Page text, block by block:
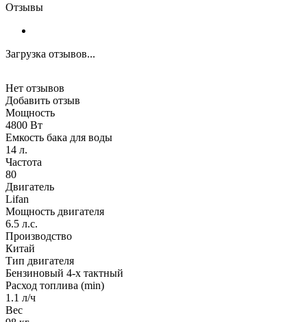
Отзывы
Загрузка отзывов...
Нет отзывов
Добавить отзыв
Мощность
4800 Вт
Емкость бака для воды
14 л.
Частота
80
Двигатель
Lifan
Мощность двигателя
6.5 л.с.
Производство
Китай
Тип двигателя
Бензиновый 4-х тактный
Расход топлива (min)
1.1 л/ч
Вес